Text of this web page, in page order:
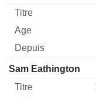
Sam Eathington